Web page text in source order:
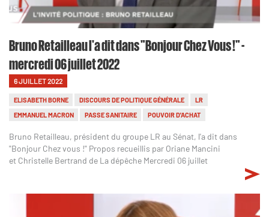
Bruno Retailleau l'a dit dans "Bonjour Chez Vous !" -
mercredi 06 juillet 2022
6 JUILLET 2022
ELISABETH BORNE DISCOURS DE POLITIQUE GÉNÉRALE
LR
EMMANUEL MACRON
PASSE SANITAIRE POUVOIR D'ACHAT
Bruno Retailleau, président du groupe LR au Sénat, l'a dit dans
"Bonjour Chez vous !" Propos recueillis par Oriane Mancini
et Christelle Bertrand de La dépêche Mercredi 06 juillet